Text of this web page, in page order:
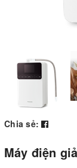
Chia sẻ:
Máy điện